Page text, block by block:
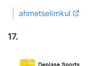
ahmetselimkul
17.